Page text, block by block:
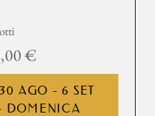
€
30 AGO - 6 SET
DOMENICA